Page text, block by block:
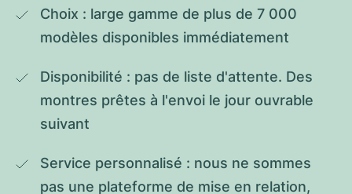
Choix : large gamme de plus de 7 000
modèles disponibles immédiatement
Disponibilité : pas de liste d'attente. Des
montres prêtes à l'envoi le jour ouvrable
suivant
Service personnalisé : nous ne sommes
pas une plateforme de mise en relation,